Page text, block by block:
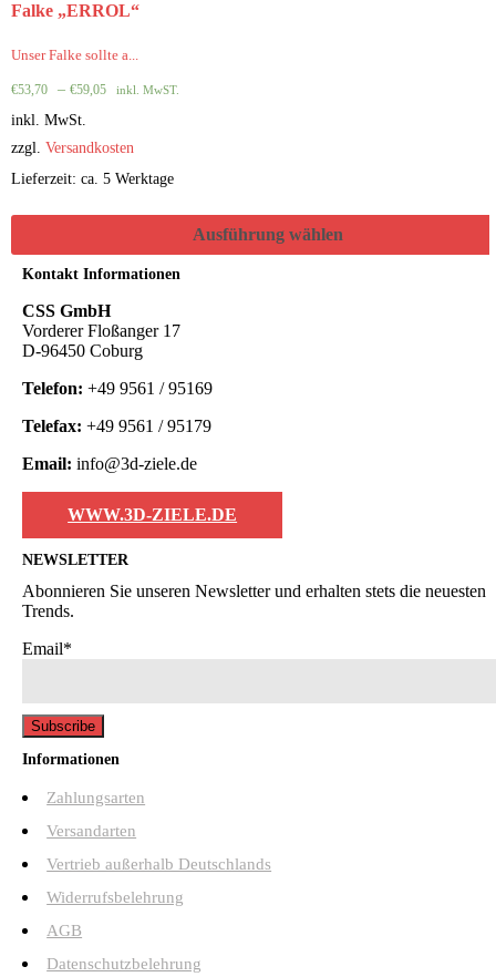
Falke „ERROL“
Unser Falke sollte a...
€53,70 –€59,05 inkl. MwST.
inkl. MwSt.
zzgl.Versandkosten
Lieferzeit: ca. 5 Werktage
Ausführung wählen
Kontakt Informationen
CSS GmbH
Vorderer Floßanger 17
D-96450 Coburg
Telefon: +49 9561 / 95169
Telefax: +49 9561 / 95179
Email: info@3d-ziele.de
WWW.3D-ZIELE.DE
NEWSLETTER
Abonnieren Sie unseren Newsletter und erhalten stets die neuesten
Trends.
Email*
Informationen
Zahlungsarten
Versandarten
Vertrieb außerhalb Deutschlands
Widerrufsbelehrung
AGB
Datenschutzbelehrung